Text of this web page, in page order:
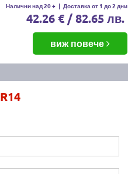
Налични над 20 + | Доставка от 1 до 2 дни
42.26 € / 82.65 лв.
виж повече